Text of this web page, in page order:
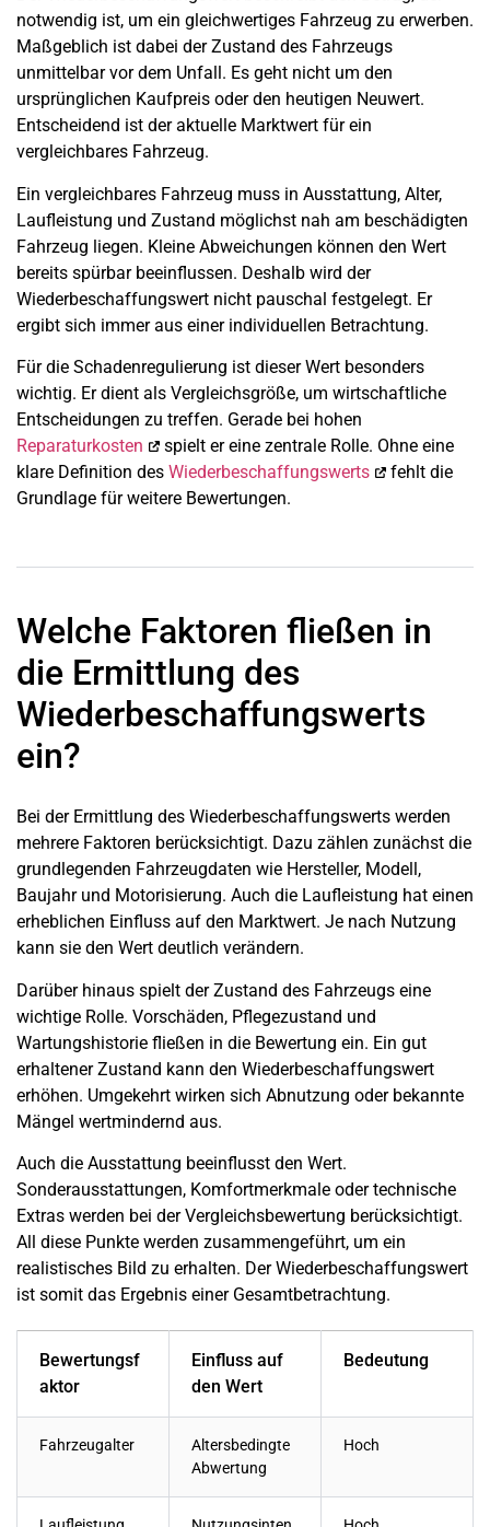
notwendig ist, um ein gleichwertiges Fahrzeug zu erwerben.
Maßgeblich ist dabei der Zustand des Fahrzeugs
unmittelbar vor dem Unfall. Es geht nicht um den
ursprünglichen Kaufpreis oder den heutigen Neuwert.
Entscheidend ist der aktuelle Marktwert für ein
vergleichbares Fahrzeug.
Ein vergleichbares Fahrzeug muss in Ausstattung, Alter,
Laufleistung und Zustand möglichst nah am beschädigten
Fahrzeug liegen. Kleine Abweichungen können den Wert
bereits spürbar beeinflussen. Deshalb wird der
Wiederbeschaffungswert nicht pauschal festgelegt. Er
ergibt sich immer aus einer individuellen Betrachtung.
Für die Schadenregulierung ist dieser Wert besonders
wichtig. Er dient als Vergleichsgröße, um wirtschaftliche
Entscheidungen zu treffen. Gerade bei hohen
Reparaturkosten
spielt er eine zentrale Rolle. Ohne eine
klare Definition des Wiederbeschaffungswerts
fehlt die
Grundlage für weitere Bewertungen.
Welche Faktoren fließen in
die Ermittlung des
Wiederbeschaffungswerts
ein?
Bei der Ermittlung des Wiederbeschaffungswerts werden
mehrere Faktoren berücksichtigt. Dazu zählen zunächst die
grundlegenden Fahrzeugdaten wie Hersteller, Modell,
Baujahr und Motorisierung. Auch die Laufleistung hat einen
erheblichen Einfluss auf den Marktwert. Je nach Nutzung
kann sie den Wert deutlich verändern.
Darüber hinaus spielt der Zustand des Fahrzeugs eine
wichtige Rolle. Vorschäden, Pflegezustand und
Wartungshistorie fließen in die Bewertung ein. Ein gut
erhaltener Zustand kann den Wiederbeschaffungswert
erhöhen. Umgekehrt wirken sich Abnutzung oder bekannte
Mängel wertmindernd aus.
Auch die Ausstattung beeinflusst den Wert.
Sonderausstattungen, Komfortmerkmale oder technische
Extras werden bei der Vergleichsbewertung berücksichtigt.
All diese Punkte werden zusammengeführt, um ein
realistisches Bild zu erhalten. Der Wiederbeschaffungswert
ist somit das Ergebnis einer Gesamtbetrachtung.
Bewertungsf
aktor
Einfluss auf
den Wert
Bedeutung
Fahrzeugalter
Altersbedingte
Abwertung
Hoch